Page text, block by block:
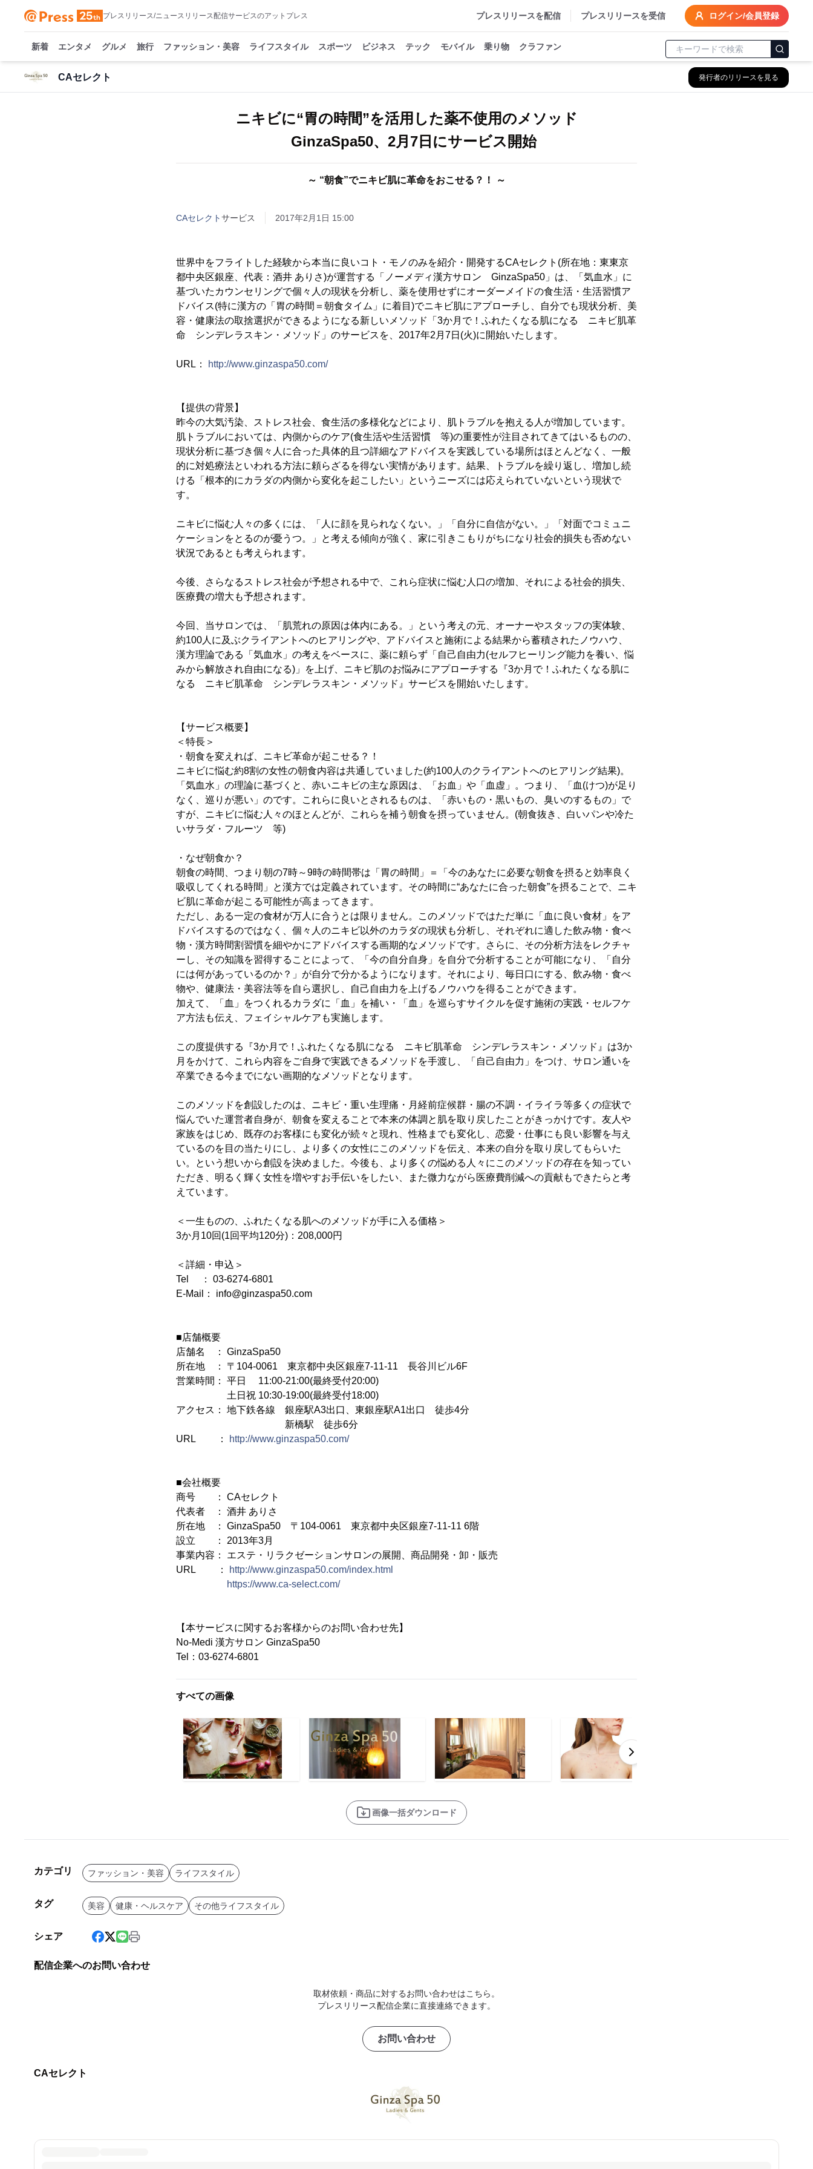
プレスリリース/ニュースリリース配信サービスのアットプレス プレスリリースを配信 プレスリリースを受信 ログイン/会員登録
新着 エンタメ グルメ 旅行 ファッション・美容 ライフスタイル スポーツ ビジネス テック モバイル 乗り物 クラファン
CAセレクト 発行者のリリースを見る
ニキビに“胃の時間”を活用した薬不使用のメソッド
GinzaSpa50、2月7日にサービス開始
～ “朝食”でニキビ肌に革命をおこせる？！ ～
CAセレクトサービス 2017年2月1日 15:00
世界中をフライトした経験から本当に良いコト・モノのみを紹介・開発するCAセレクト(所在地：東東京
都中央区銀座、代表：酒井 ありさ)が運営する「ノーメディ漢方サロン GinzaSpa50」は、「気血水」に
基づいたカウンセリングで個々人の現状を分析し、薬を使用せずにオーダーメイドの食生活・生活習慣ア
ドバイス(特に漢方の「胃の時間＝朝食タイム」に着目)でニキビ肌にアプローチし、自分でも現状分析、美
容・健康法の取捨選択ができるようになる新しいメソッド「3か月で！ふれたくなる肌になる ニキビ肌革
命 シンデレラスキン・メソッド」のサービスを、2017年2月7日(火)に開始いたします。
URL： http://www.ginzaspa50.com/
【提供の背景】
昨今の大気汚染、ストレス社会、食生活の多様化などにより、肌トラブルを抱える人が増加しています。
肌トラブルにおいては、内側からのケア(食生活や生活習慣 等)の重要性が注目されてきてはいるものの、
現状分析に基づき個々人に合った具体的且つ詳細なアドバイスを実践している場所はほとんどなく、一般
的に対処療法といわれる方法に頼らざるを得ない実情があります。結果、トラブルを繰り返し、増加し続
ける「根本的にカラダの内側から変化を起こしたい」というニーズには応えられていないという現状で
す。
ニキビに悩む人々の多くには、「人に顔を見られなくない。」「自分に自信がない。」「対面でコミュニ
ケーションをとるのが憂うつ。」と考える傾向が強く、家に引きこもりがちになり社会的損失も否めない
状況であるとも考えられます。
今後、さらなるストレス社会が予想される中で、これら症状に悩む人口の増加、それによる社会的損失、
医療費の増大も予想されます。
今回、当サロンでは、「肌荒れの原因は体内にある。」という考えの元、オーナーやスタッフの実体験、
約100人に及ぶクライアントへのヒアリングや、アドバイスと施術による結果から蓄積されたノウハウ、
漢方理論である「気血水」の考えをベースに、薬に頼らず「自己自由力(セルフヒーリング能力を養い、悩
みから解放され自由になる)」を上げ、ニキビ肌のお悩みにアプローチする『3か月で！ふれたくなる肌に
なる ニキビ肌革命 シンデレラスキン・メソッド』サービスを開始いたします。
【サービス概要】
＜特長＞
・朝食を変えれば、ニキビ革命が起こせる？！
ニキビに悩む約8割の女性の朝食内容は共通していました(約100人のクライアントへのヒアリング結果)。
「気血水」の理論に基づくと、赤いニキビの主な原因は、「お血」や「血虚」。つまり、「血(けつ)が足り
なく、巡りが悪い」のです。これらに良いとされるものは、「赤いもの・黒いもの、臭いのするもの」で
すが、ニキビに悩む人々のほとんどが、これらを補う朝食を摂っていません。(朝食抜き、白いパンや冷た
いサラダ・フルーツ 等)
・なぜ朝食か？
朝食の時間、つまり朝の7時～9時の時間帯は「胃の時間」＝「今のあなたに必要な朝食を摂ると効率良く
吸収してくれる時間」と漢方では定義されています。その時間に“あなたに合った朝食”を摂ることで、ニキ
ビ肌に革命が起こる可能性が高まってきます。
ただし、ある一定の食材が万人に合うとは限りません。このメソッドではただ単に「血に良い食材」をア
ドバイスするのではなく、個々人のニキビ以外のカラダの現状も分析し、それぞれに適した飲み物・食べ
物・漢方時間割習慣を細やかにアドバイスする画期的なメソッドです。さらに、その分析方法をレクチャ
ーし、その知識を習得することによって、「今の自分自身」を自分で分析することが可能になり、「自分
には何があっているのか？」が自分で分かるようになります。それにより、毎日口にする、飲み物・食べ
物や、健康法・美容法等を自ら選択し、自己自由力を上げるノウハウを得ることができます。
加えて、「血」をつくれるカラダに「血」を補い・「血」を巡らすサイクルを促す施術の実践・セルフケ
ア方法も伝え、フェイシャルケアも実施します。
この度提供する『3か月で！ふれたくなる肌になる ニキビ肌革命 シンデレラスキン・メソッド』は3か
月をかけて、これら内容をご自身で実践できるメソッドを手渡し、「自己自由力」をつけ、サロン通いを
卒業できる今までにない画期的なメソッドとなります。
このメソッドを創設したのは、ニキビ・重い生理痛・月経前症候群・腸の不調・イライラ等多くの症状で
悩んでいた運営者自身が、朝食を変えることで本来の体調と肌を取り戻したことがきっかけです。友人や
家族をはじめ、既存のお客様にも変化が続々と現れ、性格までも変化し、恋愛・仕事にも良い影響を与え
ているのを目の当たりにし、より多くの女性にこのメソッドを伝え、本来の自分を取り戻してもらいた
い。という想いから創設を決めました。今後も、より多くの悩める人々にこのメソッドの存在を知ってい
ただき、明るく輝く女性を増やすお手伝いをしたい、また微力ながら医療費削減への貢献もできたらと考
えています。
＜一生ものの、ふれたくなる肌へのメソッドが手に入る価格＞
3か月10回(1回平均120分)：208,000円
＜詳細・申込＞
Tel ： 03-6274-6801
E-Mail： info@ginzaspa50.com
■店舗概要
店舗名 ： GinzaSpa50
所在地 ： 〒104-0061 東京都中央区銀座7-11-11 長谷川ビル6F
営業時間： 平日 11:00-21:00(最終受付20:00)
土日祝 10:30-19:00(最終受付18:00)
アクセス： 地下鉄各線 銀座駅A3出口、東銀座駅A1出口 徒歩4分
新橋駅 徒歩6分
URL ：
http://www.ginzaspa50.com/
■会社概要
商号 ： CAセレクト
代表者 ： 酒井 ありさ
所在地 ： GinzaSpa50 〒104-0061 東京都中央区銀座7-11-11 6階
設立 ： 2013年3月
事業内容： エステ・リラクゼーションサロンの展開、商品開発・卸・販売
URL ：
http://www.ginzaspa50.com/index.html
https://www.ca-select.com/
【本サービスに関するお客様からのお問い合わせ先】
No-Medi 漢方サロン GinzaSpa50
Tel：03-6274-6801
すべての画像
画像一括ダウンロード
カテゴリ ファッション・美容 ライフスタイル
タグ 美容 健康・ヘルスケア その他ライフスタイル
シェア
配信企業へのお問い合わせ
取材依頼・商品に対するお問い合わせはこちら。
プレスリリース配信企業に直接連絡できます。
お問い合わせ
CAセレクト